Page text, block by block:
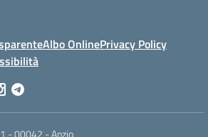
Albo OnlinePrivacy Policy
- 00042 - Anzio